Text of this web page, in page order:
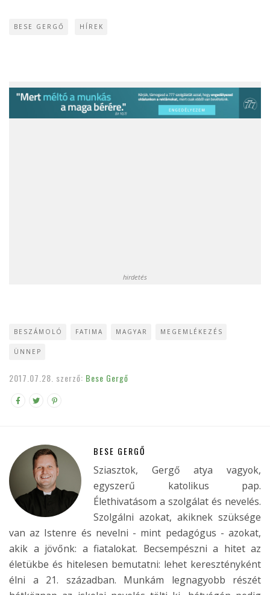
BESE GERGŐ HÍREK
hirdetés
BESZÁMOLÓ FATIMA MAGYAR MEGEMLÉKEZÉS
ÜNNEP
2017.07.28. szerző: Bese Gergő
BESE GERGŐ
Sziasztok, Gergő atya vagyok,
egyszerű katolikus pap.
Élethivatásom a szolgálat és nevelés.
Szolgálni azokat, akiknek szüksége
van az Istenre és nevelni - mint pedagógus - azokat,
akik a jövőnk: a fiatalokat. Becsempészni a hitet az
életükbe és hitelesen bemutatni: lehet keresztényként
élni a 21. században. Munkám legnagyobb részét